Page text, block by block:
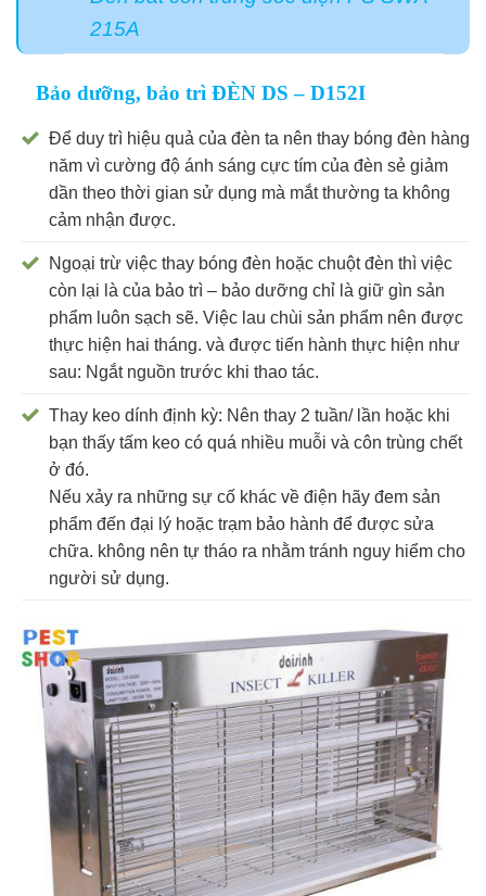
215A
Bảo dưỡng, bảo trì ĐÈN DS – D152I
Để duy trì hiệu quả của đèn ta nên thay bóng đèn hàng
năm vì cường độ ánh sáng cực tím của đèn sẻ giảm
dần theo thời gian sử dụng mà mắt thường ta không
cảm nhận được.
Ngoại trừ việc thay bóng đèn hoặc chuột đèn thì việc
còn lại là của bảo trì – bảo dưỡng chỉ là giữ gìn sản
phẩm luôn sạch sẽ. Việc lau chùi sản phẩm nên được
thực hiện hai tháng. và được tiến hành thực hiện như
sau: Ngắt nguồn trước khi thao tác.
Thay keo dính định kỳ: Nên thay 2 tuần/ lần hoặc khi
bạn thấy tấm keo có quá nhiều muỗi và côn trùng chết
ở đó.
Nếu xảy ra những sự cố khác về điện hãy đem sản
phẩm đến đại lý hoặc trạm bảo hành để được sửa
chữa. không nên tự tháo ra nhằm tránh nguy hiểm cho
người sử dụng.